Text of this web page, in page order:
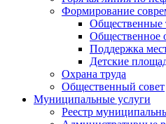
Формирование
Общественные
Общественное
Поддержка
Детские
Охрана труда
Общественный совет
Муниципальные услуги
Реестр